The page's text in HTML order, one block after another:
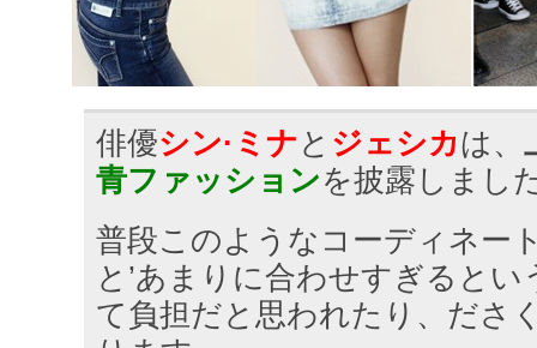
俳優シン·ミナ と ジェシカは、
青ファッションを披露しまし
普段このようなコーディネー
と’あまりに合わせすぎると
て負担だと思われたり、ださ